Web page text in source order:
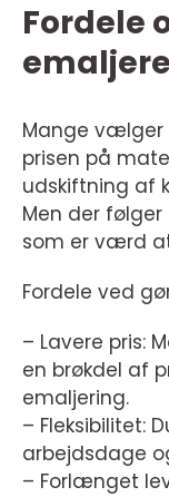
Fordele
Mange vælger
prisen på
udskiftning af
Men der
som er værd
Fordele ved
– Lavere pris:
en brøkdel af
emaljering.
– Fleksibilitet:
arbejdsdage
– Forlænget